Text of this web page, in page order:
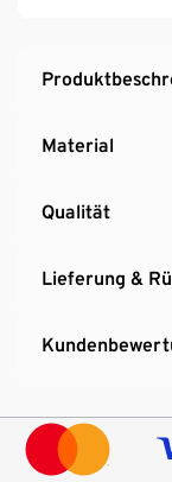
Material
Qualität
Lieferung &